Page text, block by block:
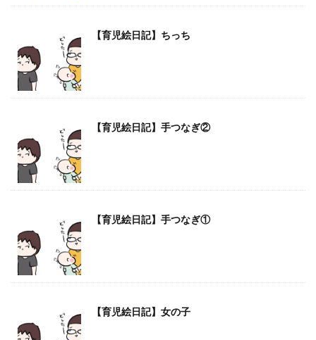
【育児絵日記】ちっち
【育児絵日記】手つなぎ②
【育児絵日記】手つなぎ①
【育児絵日記】女の子